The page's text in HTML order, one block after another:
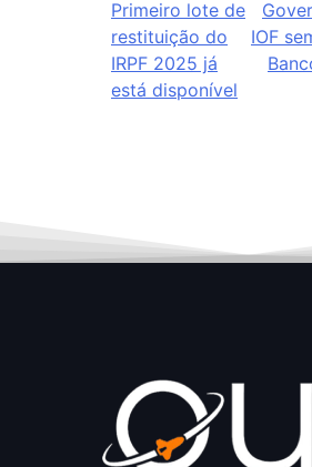
Primeiro lote de
restituição do
IRPF 2025 já
está disponível
IOF